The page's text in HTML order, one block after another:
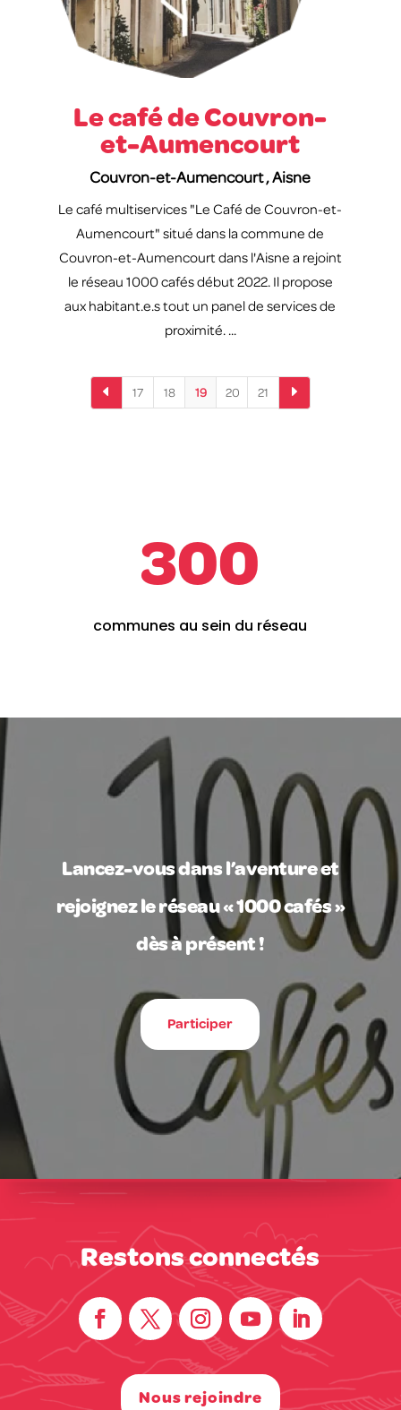
Le café de Couvron-
et-Aumencourt
Le café multiservices "Le Café de Couvron-et-
Aumencourt" situé dans la commune de
Couvron-et-Aumencourt dans l'Aisne a rejoint
le réseau 1000 cafés début 2022. Il propose
aux habitant.e.s tout un panel de services de
proximité. ...
Couvron-et-Aumencourt , Aisne
D 17 18 19 20 21 E
300
communes au sein du réseau
Lancez-vous dans l’aventure et
rejoignez le réseau « 1000 cafés »
dès à présent !
Participer
Restons connectés
Nous rejoindre